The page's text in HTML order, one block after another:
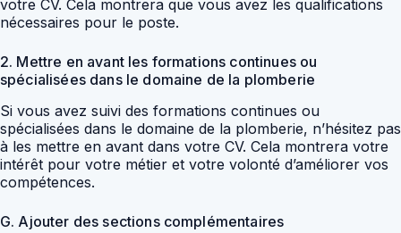
votre CV. Cela montrera que vous avez les qualifications
nécessaires pour le poste.
2. Mettre en avant les formations continues ou
spécialisées dans le domaine de la plomberie
Si vous avez suivi des formations continues ou
spécialisées dans le domaine de la plomberie, n’hésitez pas
à les mettre en avant dans votre CV. Cela montrera votre
intérêt pour votre métier et votre volonté d’améliorer vos
compétences.
G. Ajouter des sections complémentaires